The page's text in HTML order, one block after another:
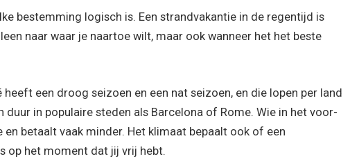
bestemming logisch is. Een strandvakantie in de regentijd is
naar waar je naartoe wilt, maar ook wanneer het het beste
een droog seizoen en een nat seizoen, en die lopen per land
duur in populaire steden als Barcelona of Rome. Wie in het voor-
betaalt vaak minder. Het klimaat bepaalt ook of een
op het moment dat jij vrij hebt.